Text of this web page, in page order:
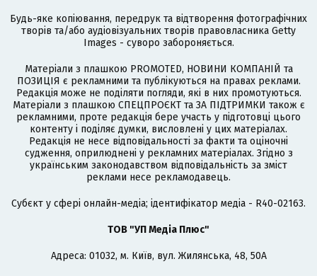
Будь-яке копіювання, передрук та відтворення фотографічних
творів та/або аудіовізуальних творів правовласника Getty
Images - суворо забороняється.
Матеріали з плашкою PROMOTED, НОВИНИ КОМПАНІЙ та
ПОЗИЦІЯ є рекламними та публікуються на правах реклами.
Редакція може не поділяти погляди, які в них промотуються.
Матеріали з плашкою СПЕЦПРОЄКТ та ЗА ПІДТРИМКИ також є
рекламними, проте редакція бере участь у підготовці цього
контенту і поділяє думки, висловлені у цих матеріалах.
Редакція не несе відповідальності за факти та оціночні
судження, оприлюднені у рекламних матеріалах. Згідно з
українським законодавством відповідальність за зміст
реклами несе рекламодавець.
Cубєкт у сфері онлайн-медіа; ідентифікатор медіа - R40-02163.
ТОВ "УП Медіа Плюс"
Адреса: 01032, м. Київ, вул. Жилянська, 48, 50А